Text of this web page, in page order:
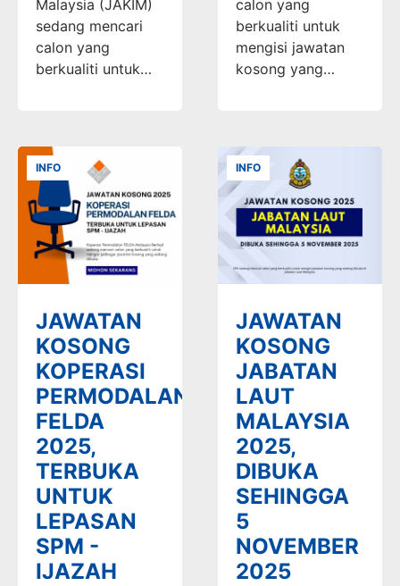
Malaysia (JAKIM)
sedang mencari
calon yang
berkualiti untuk…
calon yang
berkualiti untuk
mengisi jawatan
kosong yang…
INFO
JAWATAN
KOSONG
KOPERASI
PERMODALAN
FELDA
2025,
TERBUKA
UNTUK
LEPASAN
SPM -
IJAZAH
INFO
JAWATAN
KOSONG
JABATAN
LAUT
MALAYSIA
2025,
DIBUKA
SEHINGGA
5
NOVEMBER
2025